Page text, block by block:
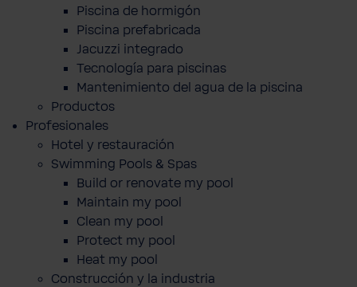
Piscina de hormigón
Piscina prefabricada
Jacuzzi integrado
Tecnología para piscinas
Mantenimiento del agua de la piscina
Productos
Profesionales
Hotel y restauración
Swimming Pools & Spas
Build or renovate my pool
Maintain my pool
Clean my pool
Protect my pool
Heat my pool
Construcción y la industria